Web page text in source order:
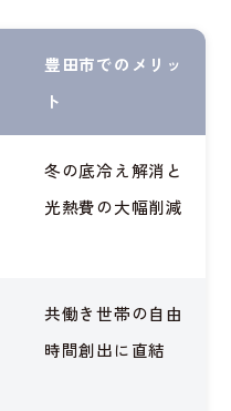
豊田市でのメリッ
ト
冬の底冷え解消と
光熱費の大幅削減
共働き世帯の自由
時間創出に直結